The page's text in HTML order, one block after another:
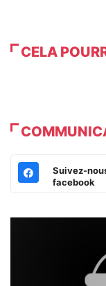
CELA
Suivez-
facebook